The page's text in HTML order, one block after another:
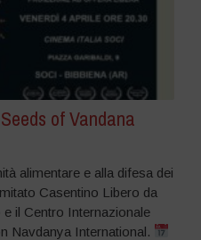
of Vandana
alimentare e alla difesa dei
Casentino Libero da
il Centro Internazionale
Navdanya International.